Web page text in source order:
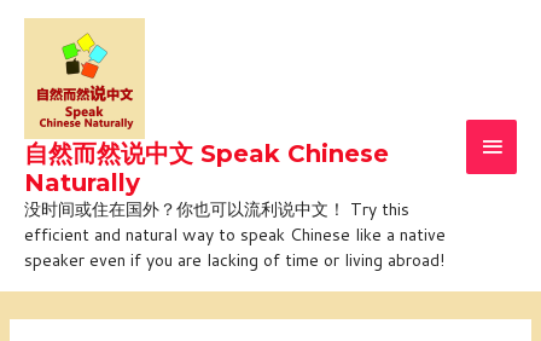
Skip
content
自然而然说中文 Speak Chinese
Naturally
没时间或住在国外？你也可以流利说中文！ Try this
efficient and natural way to speak Chinese like a native
speaker even if you are lacking of time or living abroad!